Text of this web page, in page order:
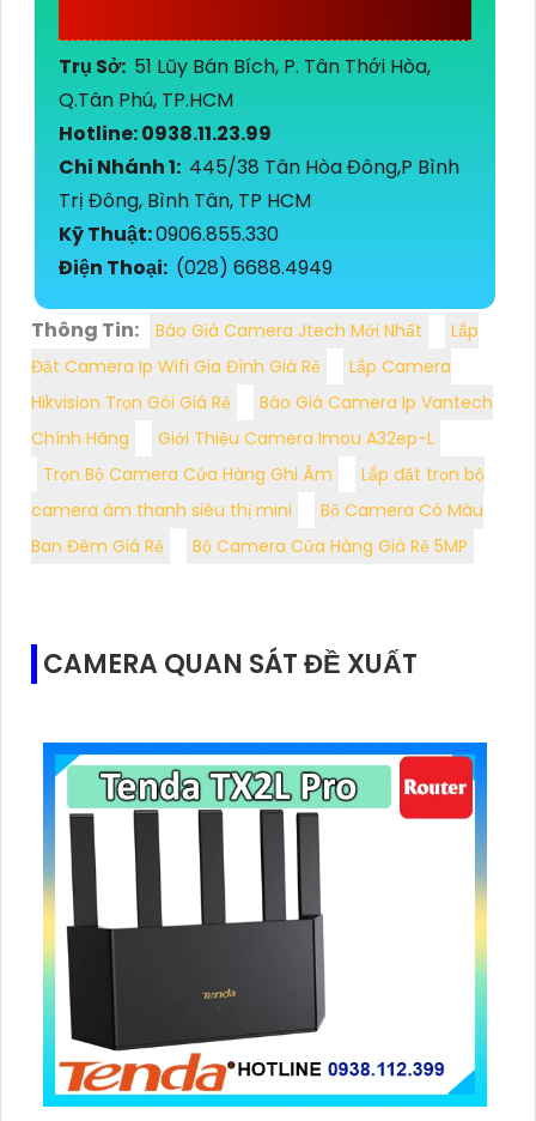
Trụ Sở: 51 Lũy Bán Bích, P. Tân Thới Hòa,
Q.Tân Phú, TP.HCM
Hotline: 0938.11.23.99
Chi Nhánh 1: 445/38 Tân Hòa Đông,P Bình
Trị Đông, Bình Tân, TP HCM
Kỹ Thuật:0906.855.330
Điện Thoại: (028) 6688.4949
Thông Tin: Báo Giá Camera Jtech Mới Nhất
Lắp
Đặt Camera Ip Wifi Gia Đình Giá Rẻ
Lắp Camera
Hikvision Trọn Gói Giá Rẻ
Báo Giá Camera Ip Vantech
Chính Hãng
Giới Thiệu Camera Imou A32ep-L
Trọn Bộ Camera Cửa Hàng Ghi Âm
Lắp đặt trọn bộ
camera âm thanh siêu thị mini
Bộ Camera Có Màu
Ban Đêm Giá Rẻ
Bộ Camera Cửa Hàng Giá Rẻ 5MP
CAMERA QUAN SÁT ĐỀ XUẤT